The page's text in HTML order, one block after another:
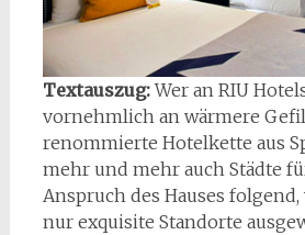
Textauszug:Wer an RIU
vornehmlich an wärmere
renommierte Hotelkette aus
mehr und mehr auch Städte
Anspruch des Hauses
nur exquisite Standorte